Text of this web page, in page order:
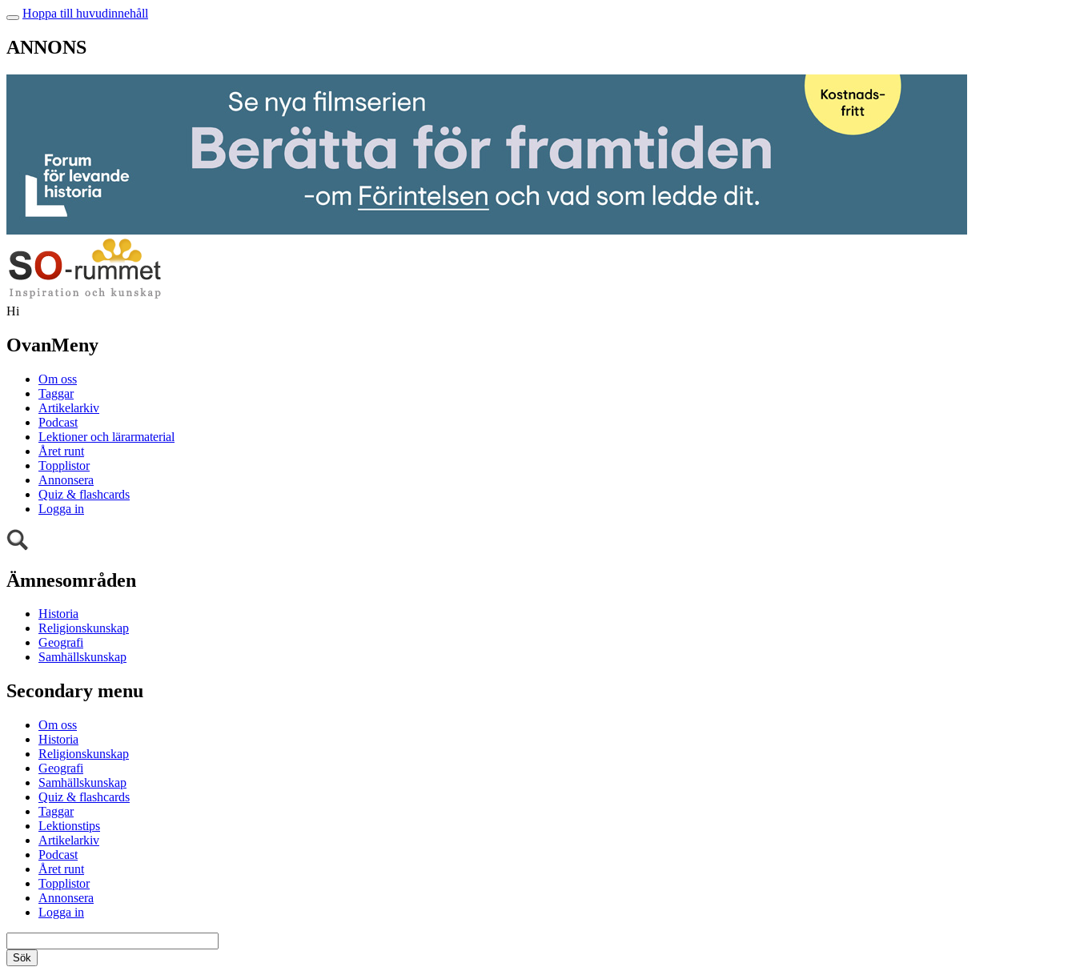
Hoppa till huvudinnehåll
ANNONS
Hi
OvanMeny
Om oss
Taggar
Artikelarkiv
Podcast
Lektioner och lärarmaterial
Året runt
Topplistor
Annonsera
Quiz & flashcards
Logga in
Ämnesområden
Historia
Religionskunskap
Geografi
Samhällskunskap
Secondary menu
Om oss
Historia
Religionskunskap
Geografi
Samhällskunskap
Quiz & flashcards
Taggar
Lektionstips
Artikelarkiv
Podcast
Året runt
Topplistor
Annonsera
Logga in